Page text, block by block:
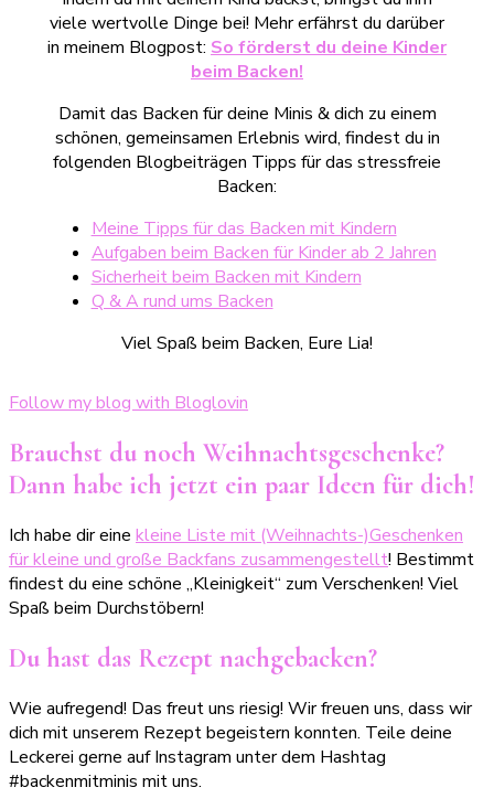
viele wertvolle Dinge bei! Mehr erfährst du darüber
in meinem Blogpost: So förderst du deine Kinder
beim Backen!
Damit das Backen für deine Minis & dich zu einem
schönen, gemeinsamen Erlebnis wird, findest du in
folgenden Blogbeiträgen Tipps für das stressfreie
Backen:
Meine Tipps für das Backen mit Kindern
Aufgaben beim Backen für Kinder ab 2 Jahren
Sicherheit beim Backen mit Kindern
Q & A rund ums Backen
Viel Spaß beim Backen, Eure Lia!
Follow my blog with Bloglovin
Brauchst du noch Weihnachtsgeschenke?
Dann habe ich jetzt ein paar Ideen für dich!
Ich habe dir eine kleine Liste mit (Weihnachts-)Geschenken
für kleine und große Backfans zusammengestellt! Bestimmt
findest du eine schöne „Kleinigkeit“ zum Verschenken! Viel
Spaß beim Durchstöbern!
Du hast das Rezept nachgebacken?
Wie aufregend! Das freut uns riesig! Wir freuen uns, dass wir
dich mit unserem Rezept begeistern konnten. Teile deine
Leckerei gerne auf Instagram unter dem Hashtag
#backenmitminis mit uns.